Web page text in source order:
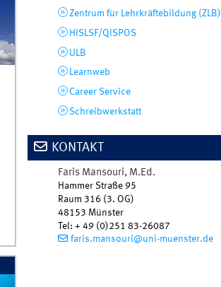
Zentrum für Lehrkräftebildung (ZLB)
HISLSF/QISPOS
ULB
Learnweb
Career Service
Schreibwerkstatt
KONTAKT
Faris Mansouri, M.Ed.
Hammer Straße 95
Raum 316 (3. OG)
48153 Münster
Tel:+ 49 (0)251 83-26087
faris.mansouri@uni-muenster.de